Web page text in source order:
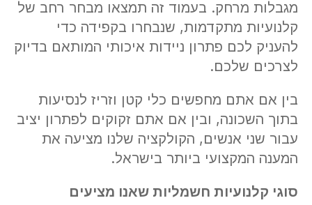
מגבלות מרחק. בעמוד זה תמצאו מבחר רחב של
קלנועיות מתקדמות, שנבחרו בקפידה כדי
להעניק לכם פתרון ניידות איכותי המותאם בדיוק
לצרכים שלכם.
בין אם אתם מחפשים כלי קטן וזריז לנסיעות
בתוך השכונה, ובין אם אתם זקוקים לפתרון יציב
עבור שני אנשים, הקולקציה שלנו מציעה את
המענה המקצועי ביותר בישראל.
סוגי קלנועיות חשמליות שאנו מציעים